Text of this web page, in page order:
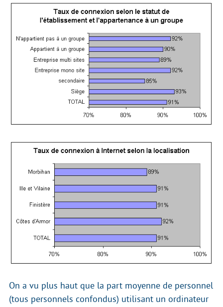
On a vu plus haut que la part moyenne de personnel
(tous personnels confondus) utilisant un ordinateur